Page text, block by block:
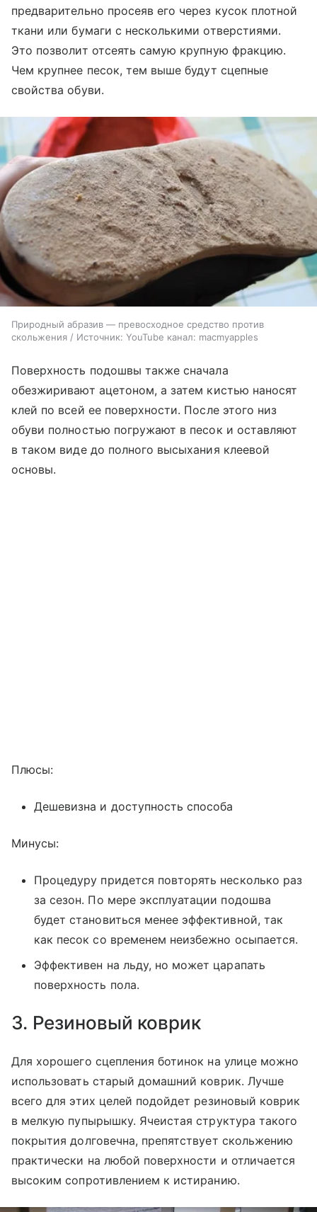
предварительно просеяв его через кусок плотной
ткани или бумаги с несколькими отверстиями.
Это позволит отсеять самую крупную фракцию.
Чем крупнее песок, тем выше будут сцепные
свойства обуви.
Природный абразив — превосходное средство против
скольжения / Источник: YouTube канал: macmyapples
Поверхность подошвы также сначала
обезжиривают ацетоном, а затем кистью наносят
клей по всей ее поверхности. После этого низ
обуви полностью погружают в песок и оставляют
в таком виде до полного высыхания клеевой
основы.
Плюсы:
Дешевизна и доступность способа
Минусы:
Процедуру придется повторять несколько раз
за сезон. По мере эксплуатации подошва
будет становиться менее эффективной, так
как песок со временем неизбежно осыпается.
Эффективен на льду, но может царапать
поверхность пола.
3. Резиновый коврик
Для хорошего сцепления ботинок на улице можно
использовать старый домашний коврик. Лучше
всего для этих целей подойдет резиновый коврик
в мелкую пупырышку. Ячеистая структура такого
покрытия долговечна, препятствует скольжению
практически на любой поверхности и отличается
высоким сопротивлением к истиранию.